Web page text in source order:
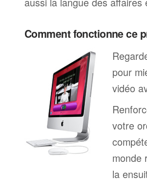
Comment fonctionne ce
pour
vidéo
votre
monde
la